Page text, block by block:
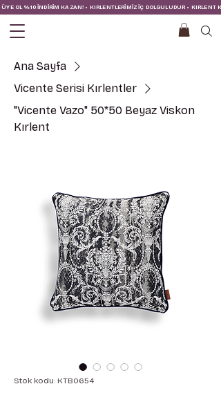
ÜYE OL %10 İNDİRİM KAZAN! • KIRLENTLERİMİZ İÇ DOLGULUDUR •
Ana Sayfa
Vicente Serisi Kırlentler
"Vicente Vazo" 50*50 Beyaz Viskon
Kırlent
Stok kodu: KTB0654